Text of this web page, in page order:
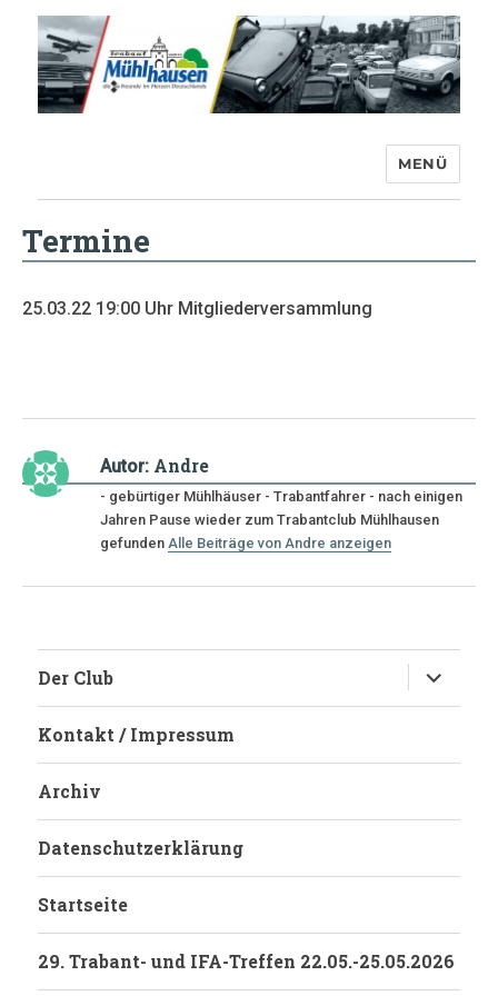
MENÜ
Termine
25.03.22 19:00 Uhr Mitgliederversammlung
Autor: Andre
- gebürtiger Mühlhäuser - Trabantfahrer - nach einigen
Jahren Pause wieder zum Trabantclub Mühlhausen
gefundenAlle Beiträge von Andre anzeigen
Der Club
anzeigen
Kontakt / Impressum
Archiv
Datenschutzerklärung
Startseite
29. Trabant- und IFA-Treffen 22.05.-25.05.2026